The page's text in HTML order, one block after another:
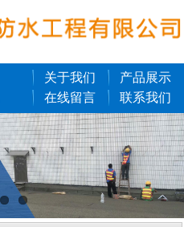
关于我们
产品展示
在线留言 联系我们